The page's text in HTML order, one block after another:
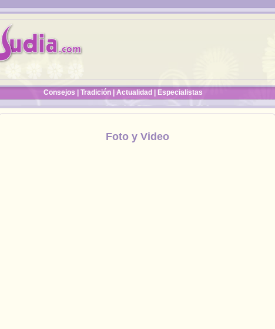
Consejos Tradición| Actualidad Especialistas
Foto y Video